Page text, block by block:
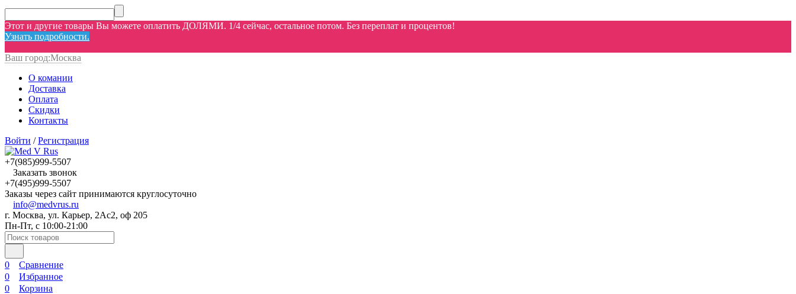
Этот и другие товары Вы можете оплатить ДОЛЯМИ. 1/4 сейчас, остальное потом. Без переплат и процентов!
Узнать подробности.
Ваш город:Москва
О комании
Доставка
Оплата
Скидки
Контакты
Войти /Регистрация
+7(985)999-5507
Заказать звонок
+7(495)999-5507
Заказы через сайт принимаются круглосуточно
info@medvrus.ru
г. Москва, ул. Карьер, 2Ас2, оф 205
Пн-Пт, с 10:00-21:00
0
Сравнение
0
Избранное
0
Корзина